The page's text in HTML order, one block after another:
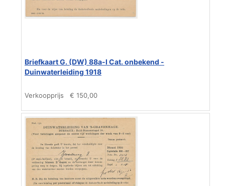
Briefkaart G. (DW) 88a-I Cat. onbekend -
Duinwaterleiding 1918
Verkoopprijs € 150,00